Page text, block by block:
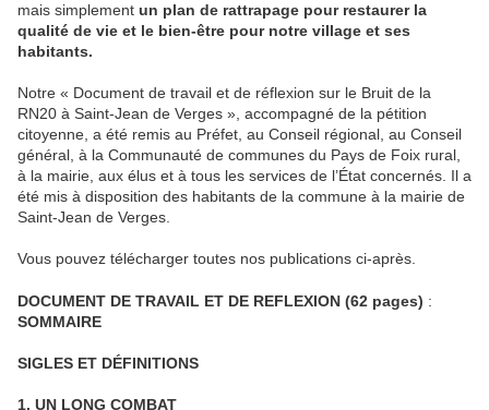
mais simplement un plan de rattrapage pour restaurer la
qualité de vie et le bien-être pour notre village et ses
habitants.
Notre « Document de travail et de réflexion sur le Bruit de la
RN20 à Saint-Jean de Verges », accompagné de la pétition
citoyenne, a été remis au Préfet, au Conseil régional, au Conseil
général, à la Communauté de communes du Pays de Foix rural,
à la mairie, aux élus et à tous les services de l’État concernés. Il a
été mis à disposition des habitants de la commune à la mairie de
Saint-Jean de Verges.
Vous pouvez télécharger toutes nos publications ci-après.
DOCUMENT DE TRAVAIL ET DE REFLEXION (62 pages) :
SOMMAIRE
SIGLES ET DÉFINITIONS
1. UN LONG COMBAT